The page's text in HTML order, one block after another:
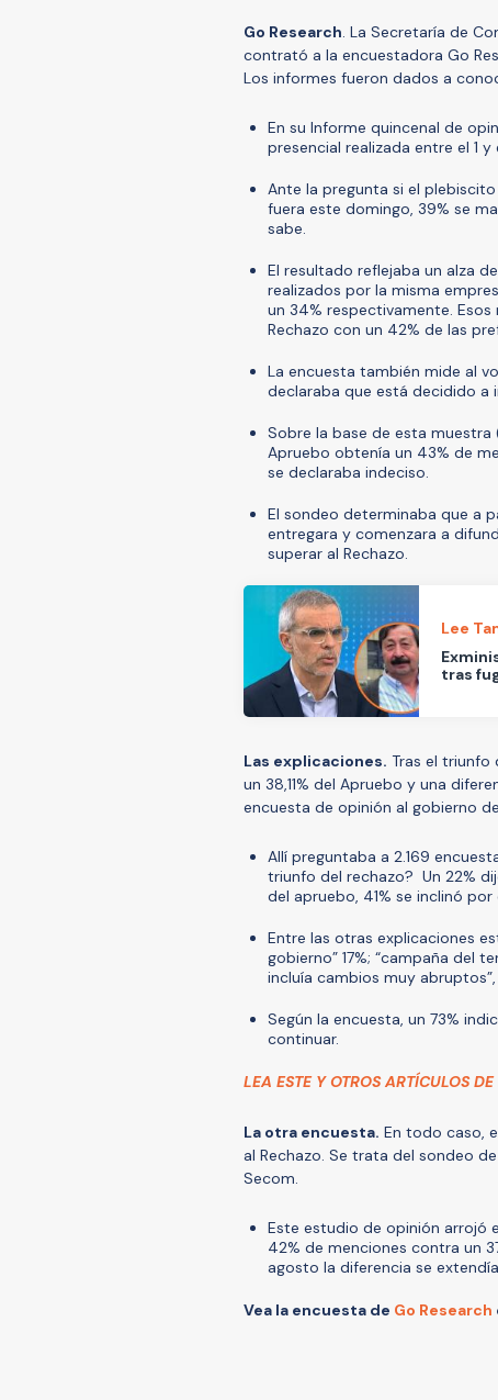
Go Research. La Secretaría de
contrató a la encuestadora Go
Los informes fueron dados a
En su Informe quincenal de
presencial realizada entre el 1
Ante la pregunta si el
fuera este domingo, 39% se
sabe.
El resultado reflejaba un alza
realizados por la misma
un 34% respectivamente.
Rechazo con un 42% de las
La encuesta también mide al
declaraba que está decidido a
Sobre la base de esta
Apruebo obtenía un 43% de
se declaraba indeciso.
El sondeo determinaba que a
entregara y comenzara a
superar al Rechazo.
Lee
tras
Las explicaciones. Tras el triunfo
un 38,11% del Apruebo y una
encuesta de opinión al gobierno
Allí preguntaba a 2.169
triunfo del rechazo? Un 22%
del apruebo, 41% se inclinó por
Entre las otras explicaciones
gobierno” 17%; “campaña del
incluía cambios muy
Según la encuesta, un 73%
continuar.
LEA ESTE Y OTROS ARTÍCULOS
La otra encuesta. En todo caso,
al Rechazo. Se trata del sondeo
Secom.
Este estudio de opinión arrojó
42% de menciones contra un
agosto la diferencia se
Vea la encuesta de Go Research